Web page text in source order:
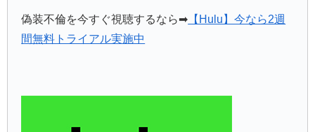
偽装不倫を今すぐ視聴するなら➡ 【Hulu】今なら2週
間無料トライアル実施中